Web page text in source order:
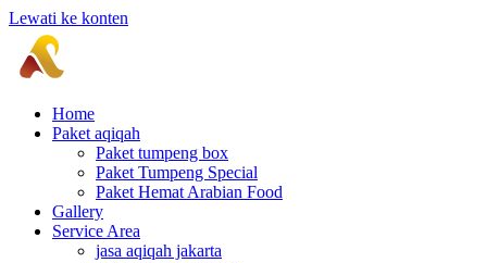
Lewati ke konten
Home
Paket aqiqah
Paket tumpeng box
Paket Tumpeng Special
Paket Hemat Arabian Food
Gallery
Service Area
jasa aqiqah jakarta